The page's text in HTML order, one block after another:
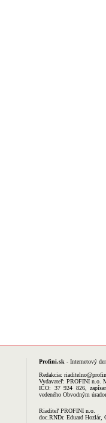
Profini.sk - Internetový
Redakcia:
Vydavateľ: PROFINI n.o.
IČO: 37 924 826,
vedeného Obvodným
Riaditeľ PROFINI n.o.
doc.RNDr. Eduard Hozlár,